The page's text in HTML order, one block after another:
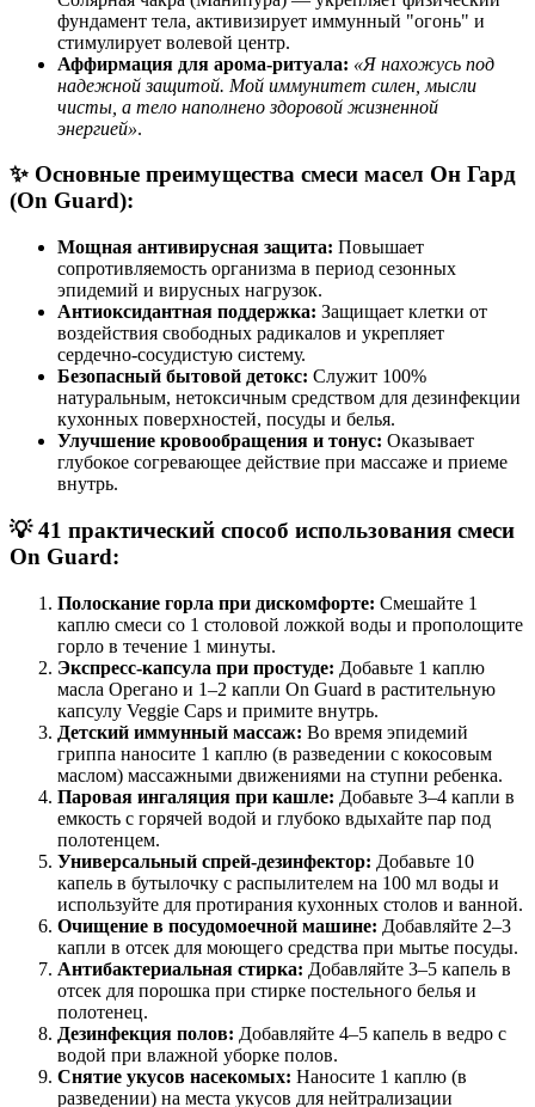
фундамент тела, активизирует иммунный "огонь" и
стимулирует волевой центр.
Аффирмация для арома-ритуала: «Я нахожусь под
надежной защитой. Мой иммунитет силен, мысли
чисты, а тело наполнено здоровой жизненной
энергией».
✨ Основные преимущества смеси масел Он Гард
(On Guard):
Мощная антивирусная защита: Повышает
сопротивляемость организма в период сезонных
эпидемий и вирусных нагрузок.
Антиоксидантная поддержка: Защищает клетки от
воздействия свободных радикалов и укрепляет
сердечно-сосудистую систему.
Безопасный бытовой детокс: Служит 100%
натуральным, нетоксичным средством для дезинфекции
кухонных поверхностей, посуды и белья.
Улучшение кровообращения и тонус: Оказывает
глубокое согревающее действие при массаже и приеме
внутрь.
💡 41 практический способ использования смеси
On Guard:
Полоскание горла при дискомфорте: Смешайте 1
каплю смеси со 1 столовой ложкой воды и прополощите
горло в течение 1 минуты.
Экспресс-капсула при простуде: Добавьте 1 каплю
масла Орегано и 1–2 капли On Guard в растительную
капсулу Veggie Caps и примите внутрь.
Детский иммунный массаж: Во время эпидемий
гриппа наносите 1 каплю (в разведении с кокосовым
маслом) массажными движениями на ступни ребенка.
Паровая ингаляция при кашле: Добавьте 3–4 капли в
емкость с горячей водой и глубоко вдыхайте пар под
полотенцем.
Универсальный спрей-дезинфектор: Добавьте 10
капель в бутылочку с распылителем на 100 мл воды и
используйте для протирания кухонных столов и ванной.
Очищение в посудомоечной машине: Добавляйте 2–3
капли в отсек для моющего средства при мытье посуды.
Антибактериальная стирка: Добавляйте 3–5 капель в
отсек для порошка при стирке постельного белья и
полотенец.
Дезинфекция полов: Добавляйте 4–5 капель в ведро с
водой при влажной уборке полов.
Снятие укусов насекомых: Наносите 1 каплю (в
разведении) на места укусов для нейтрализации